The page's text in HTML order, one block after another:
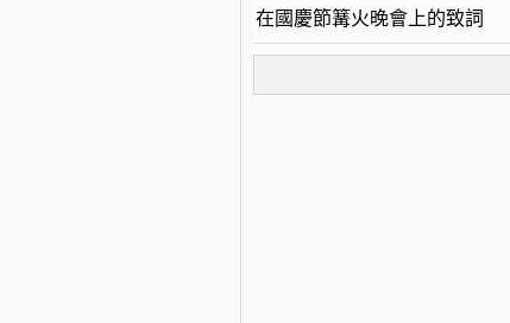
在國慶節篝火晚會上的致詞